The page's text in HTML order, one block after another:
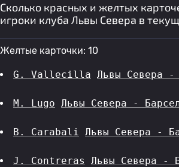
Сколько красных и желтых
игроки клуба Львы Севера в
Желтые карточки: 10
G. Vallecilla Львы Севера -
M. Lugo Львы Севера -
B. Carabali Львы Севера -
J. Contreras Львы Севера -